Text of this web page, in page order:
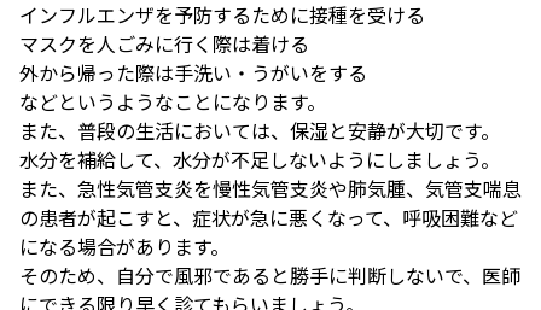
インフルエンザを予防するために接種を受ける
マスクを人ごみに行く際は着ける
外から帰った際は手洗い・うがいをする
などというようなことになります。
また、普段の生活においては、保湿と安静が大切です。
水分を補給して、水分が不足しないようにしましょう。
また、急性気管支炎を慢性気管支炎や肺気腫、気管支喘息
の患者が起こすと、症状が急に悪くなって、呼吸困難など
になる場合があります。
そのため、自分で風邪であると勝手に判断しないで、医師
にできる限り早く診てもらいましょう。